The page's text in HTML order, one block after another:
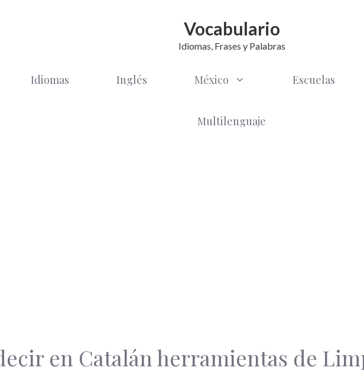
Vocabulario
Idiomas, Frases y Palabras
Idiomas Inglés México Escuelas
Multilenguaje
en Catalán herramientas de